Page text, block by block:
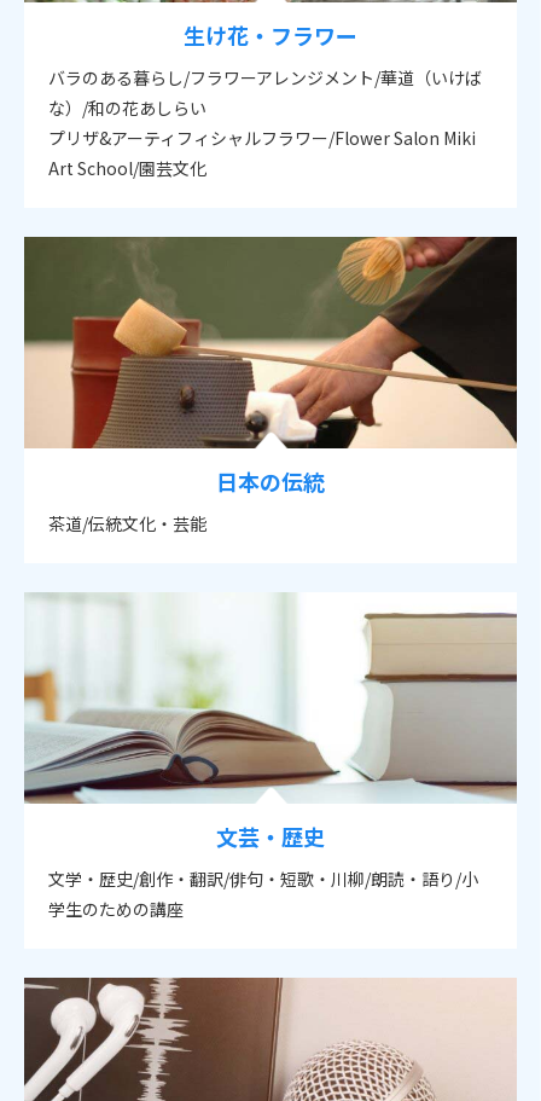
生け花・フラワー
バラのある暮らし/フラワーアレンジメント/華道（いけば
な）/和の花あしらい
プリザ&アーティフィシャルフラワー/Flower Salon Miki
Art School/園芸文化
日本の伝統
茶道/伝統文化・芸能
文芸・歴史
文学・歴史/創作・翻訳/俳句・短歌・川柳/朗読・語り/小
学生のための講座